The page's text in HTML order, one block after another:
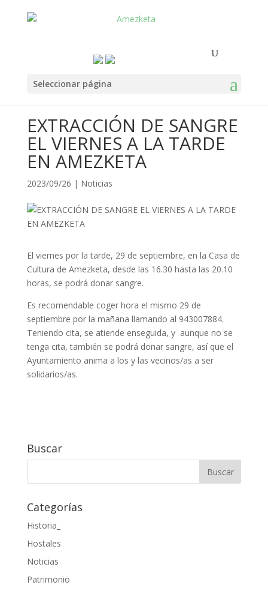
Seleccionar página
EXTRACCIÓN DE SANGRE
EL VIERNES A LA TARDE
EN AMEZKETA
2023/09/26 | Noticias
El viernes por la tarde, 29 de septiembre, en la Casa de
Cultura de Amezketa, desde las 16.30 hasta las 20.10
horas, se podrá donar sangre.
Es recomendable coger hora el mismo 29 de
septiembre por la mañana llamando al 943007884.
Teniendo cita, se atiende enseguida, y aunque no se
tenga cita, también se podrá donar sangre, así que el
Ayuntamiento anima a los y las vecinos/as a ser
solidarios/as.
Buscar
Categorías
Historia_
Hostales
Noticias
Patrimonio